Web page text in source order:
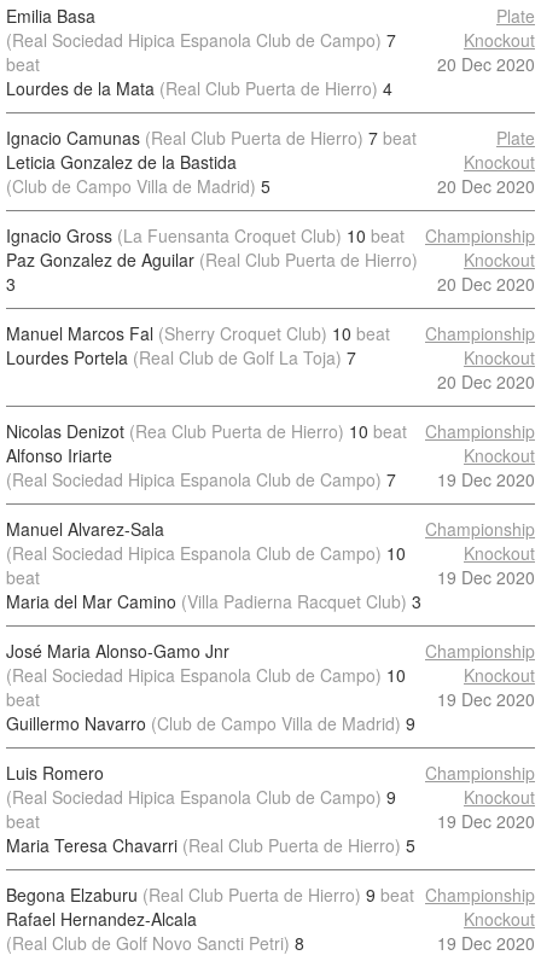
Emilia Basa
(Real Sociedad Hipica Espanola Club de Campo) 7
beat
Lourdes de la Mata (Real Club Puerta de Hierro) 4
Plate
Knockout
20 Dec 2020
Ignacio Camunas (Real Club Puerta de Hierro) 7 beat
Leticia Gonzalez de la Bastida
(Club de Campo Villa de Madrid) 5
Plate
Knockout
20 Dec 2020
Ignacio Gross (La Fuensanta Croquet Club) 10 beat
Paz Gonzalez de Aguilar (Real Club Puerta de Hierro)
3
Championship
Knockout
20 Dec 2020
Manuel Marcos Fal (Sherry Croquet Club) 10 beat
Lourdes Portela (Real Club de Golf La Toja) 7
Championship
Knockout
20 Dec 2020
Nicolas Denizot (Rea Club Puerta de Hierro) 10 beat
Alfonso Iriarte
(Real Sociedad Hipica Espanola Club de Campo) 7
Championship
Knockout
19 Dec 2020
Manuel Alvarez-Sala
(Real Sociedad Hipica Espanola Club de Campo) 10
beat
Maria del Mar Camino (Villa Padierna Racquet Club) 3
Championship
Knockout
19 Dec 2020
José Maria Alonso-Gamo Jnr
(Real Sociedad Hipica Espanola Club de Campo) 10
beat
Guillermo Navarro (Club de Campo Villa de Madrid) 9
Championship
Knockout
19 Dec 2020
Luis Romero
(Real Sociedad Hipica Espanola Club de Campo) 9
beat
Maria Teresa Chavarri (Real Club Puerta de Hierro) 5
Championship
Knockout
19 Dec 2020
Begona Elzaburu (Real Club Puerta de Hierro) 9 beat
Rafael Hernandez-Alcala
(Real Club de Golf Novo Sancti Petri) 8
Championship
Knockout
19 Dec 2020